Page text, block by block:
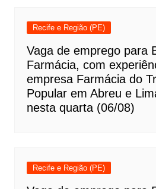
Recife e Região (PE)
Vaga de emprego para
Farmácia, com
empresa Farmácia do
Popular em Abreu e
nesta quarta (06/08)
Recife e Região (PE)